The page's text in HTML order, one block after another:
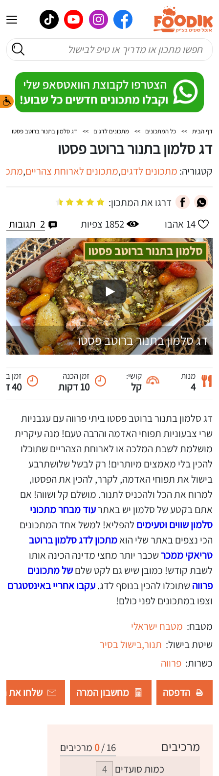
דף הבית >> כל המתכונים >> מתכונים לדגים >> דג סלמון בתנור ברוטב פסטו
דג סלמון בתנור ברוטב פסטו
קטגוריה: מתכונים לדגים,מתכונים לארוחת צהריים,
דרגו את המתכון:
14 אהבו 1852 צפיות 2 תגובות
דג סלמון בתנור ברוטב פסטו
מנות
4
קושי:
קל
זמן הכנה
10 דקות
זמן
40 דקות
דג סלמון בתנור ברוטב פסטו ביתי פרווה עם עגבניות
שרי צבעוניות תפוחי האדמה והרבה טעם! מנה עיקרית
מושלמת לשבת המלכה או לארוחת הצהריים שתוכלו
להכין בלי מאמצים מיותרים! רק לבשל שלושתרבע
בישול את תפוחי האדמה, לקרר, להכין את הפסטו,
למרוח את הכל ולהכניס לתנור. מושלם קל ושווה! אם
אתם בקטע של סלמון יש באתרעוד מבחר מתכוני
סלמון שווים וטעימים להפליא! למשל אחד המתכונים
הכי נצפים באתר שלי הואמתכון לדג סלמון ברוטב
טריאקי ממכרשכבר יותר מחצי מדינה הכינה אותו
לשבת קודש! כמובן שיש גם לקט שלםשל מתכונים
פרווה שתוכלו להכין בנוסף לדג.עקבו אחריי באינסטגרם
וצפו במתכונים לפני כולם!
מטבח: מטבח ישראלי
שיטת בישול: תנור,בישול בסיר
כשרות: פרווה
הדפסה מחשבון המרה שלחו את
16
/
0 מרכיבים מרכיבים
כמות סועדים